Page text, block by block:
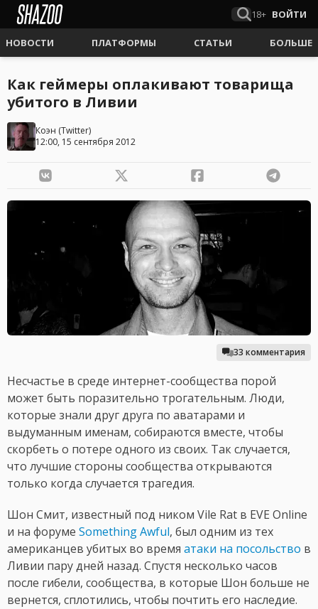
18+ ВОЙТИ
НОВОСТИ ПЛАТФОРМЫ СТАТЬИ БОЛЬШЕ
Как геймеры оплакивают товарища
убитого в Ливии
Коэн (Twitter)
12:00, 15 сентября 2012
33 комментария
Несчастье в среде интернет-сообщества порой
может быть поразительно трогательным. Люди,
которые знали друг друга по аватарами и
выдуманным именам, собираются вместе, чтобы
скорбеть о потере одного из своих. Так случается,
что лучшие стороны сообщества открываются
только когда случается трагедия.
Шон Смит, известный под ником Vile Rat в EVE Online
и на форуме Something Awful, был одним из тех
американцев убитых во время атаки на посольство в
Ливии пару дней назад. Спустя несколько часов
после гибели, сообщества, в которые Шон больше не
вернется, сплотились, чтобы почтить его наследие.